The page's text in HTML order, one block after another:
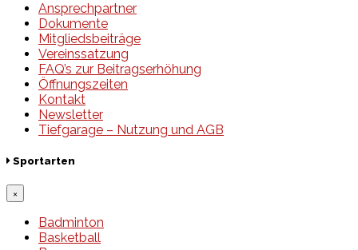
Ansprechpartner
Dokumente
Mitgliedsbeiträge
Vereinssatzung
FAQ’s zur Beitragserhöhung
Öffnungszeiten
Kontakt
Newsletter
Tiefgarage – Nutzung und AGB
Sportarten
×
Badminton
Basketball